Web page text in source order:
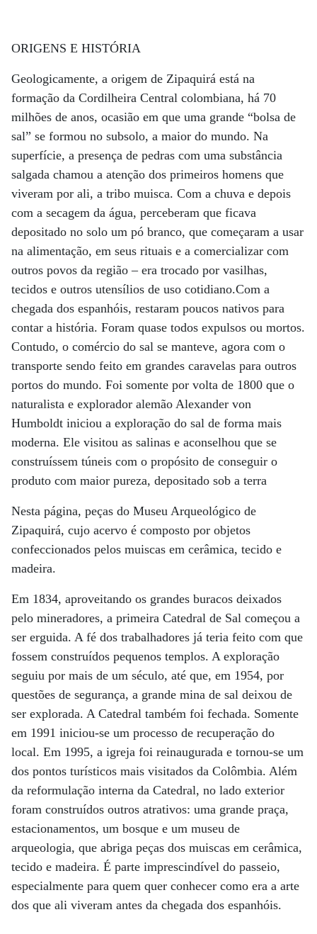
ORIGENS E HISTÓRIA
Geologicamente, a origem de Zipaquirá está na
formação da Cordilheira Central colombiana, há 70
milhões de anos, ocasião em que uma grande “bolsa de
sal” se formou no subsolo, a maior do mundo. Na
superfície, a presença de pedras com uma substância
salgada chamou a atenção dos primeiros homens que
viveram por ali, a tribo muisca. Com a chuva e depois
com a secagem da água, perceberam que ficava
depositado no solo um pó branco, que começaram a usar
na alimentação, em seus rituais e a comercializar com
outros povos da região – era trocado por vasilhas,
tecidos e outros utensílios de uso cotidiano.Com a
chegada dos espanhóis, restaram poucos nativos para
contar a história. Foram quase todos expulsos ou mortos.
Contudo, o comércio do sal se manteve, agora com o
transporte sendo feito em grandes caravelas para outros
portos do mundo. Foi somente por volta de 1800 que o
naturalista e explorador alemão Alexander von
Humboldt iniciou a exploração do sal de forma mais
moderna. Ele visitou as salinas e aconselhou que se
construíssem túneis com o propósito de conseguir o
produto com maior pureza, depositado sob a terra
Nesta página, peças do Museu Arqueológico de
Zipaquirá, cujo acervo é composto por objetos
confeccionados pelos muiscas em cerâmica, tecido e
madeira.
Em 1834, aproveitando os grandes buracos deixados
pelo mineradores, a primeira Catedral de Sal começou a
ser erguida. A fé dos trabalhadores já teria feito com que
fossem construídos pequenos templos. A exploração
seguiu por mais de um século, até que, em 1954, por
questões de segurança, a grande mina de sal deixou de
ser explorada. A Catedral também foi fechada. Somente
em 1991 iniciou-se um processo de recuperação do
local. Em 1995, a igreja foi reinaugurada e tornou-se um
dos pontos turísticos mais visitados da Colômbia. Além
da reformulação interna da Catedral, no lado exterior
foram construídos outros atrativos: uma grande praça,
estacionamentos, um bosque e um museu de
arqueologia, que abriga peças dos muiscas em cerâmica,
tecido e madeira. É parte imprescindível do passeio,
especialmente para quem quer conhecer como era a arte
dos que ali viveram antes da chegada dos espanhóis.